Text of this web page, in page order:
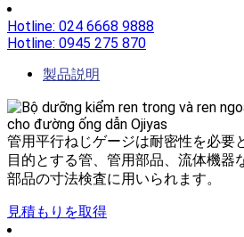
Hotline: 024 6668 9888
Hotline: 0945 275 870
製品説明
管用平行ねじゲージは耐密性を必要
目的とする管、管用部品、流体機器
部品の寸法検査に用いられます。
見積もりを取得